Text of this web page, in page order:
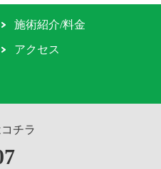
施術紹介/料金
アクセス
チラ